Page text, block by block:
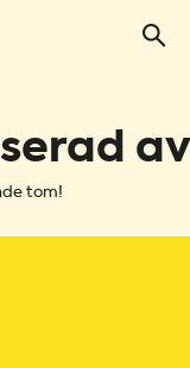
tom!